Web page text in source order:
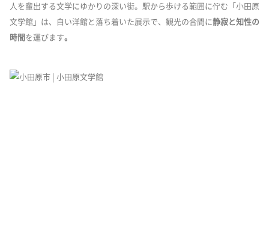
人を輩出する文学にゆかりの深い街。駅から歩ける範囲に佇む「小田原
文学館」は、白い洋館と落ち着いた展示で、観光の合間に静寂と知性の
時間 を運びます。